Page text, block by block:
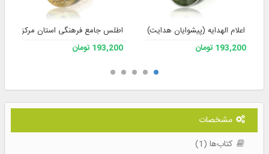
اعلام الهدایه (پیشوایان هدایت)
193,200 تومان
اطلس جامع فرهنگی استان مرکزی
193,200 تومان
مشخصات
کتاب‌ها (1)